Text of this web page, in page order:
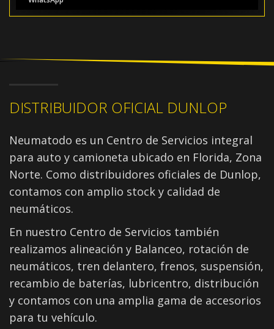
DISTRIBUIDOR OFICIAL DUNLOP
Neumatodo es un Centro de Servicios integral
para auto y camioneta ubicado en Florida, Zona
Norte. Como distribuidores oficiales de Dunlop,
contamos con amplio stock y calidad de
neumáticos.
En nuestro Centro de Servicios también
realizamos alineación y Balanceo, rotación de
neumáticos, tren delantero, frenos, suspensión,
recambio de baterías, lubricentro, distribución
y contamos con una amplia gama de accesorios
para tu vehículo.